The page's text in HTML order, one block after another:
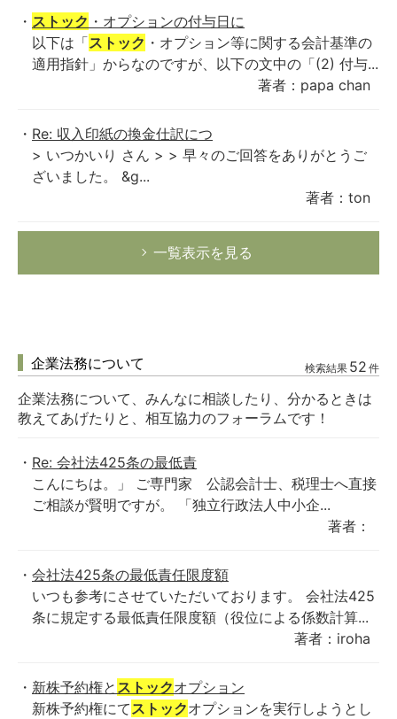
ストック ・オプションの付与日に
以下は「ストック ・オプション等に関する会計基準の
適用指針」からなのですが、以下の文中の「(2) 付与...
著者：papa chan
Re: 収入印紙の換金仕訳につ
> いつかいり さん > > 早々のご回答をありがとうご
ざいました。 &g...
著者：ton
一覧表示を見る
企業法務について 検索結果 52 件
企業法務について、みんなに相談したり、分かるときは
教えてあげたりと、相互協力のフォーラムです！
Re: 会社法425条の最低責
こんにちは。」 ご専門家 公認会計士、税理士へ直接
ご相談が賢明ですが。 「独立行政法人中小企...
著者：
会社法425条の最低責任限度額
いつも参考にさせていただいております。 会社法425
条に規定する最低責任限度額（役位による係数計算...
著者：iroha
新株予約権と ストックオプション
新株予約権にてストックオプションを実行しようとし